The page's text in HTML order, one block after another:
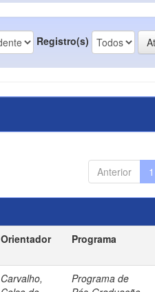
Registro(s)
Anterior 1
Orientador Programa
Carvalho,
Programa de